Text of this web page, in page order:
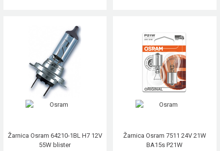
Žarnica Osram 64210-1BL H7 12V
55W blister
Žarnica Osram 7511 24V 21W
BA15s P21W